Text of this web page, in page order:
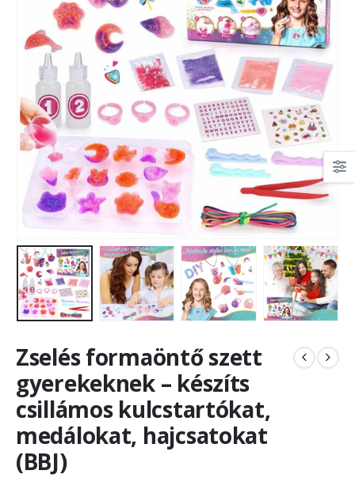
Zselés formaöntő szett
gyerekeknek – készíts
csillámos kulcstartókat,
medálokat, hajcsatokat
(BBJ)